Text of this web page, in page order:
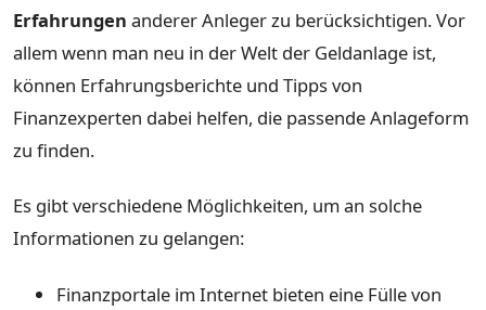
Erfahrungen anderer Anleger zu berücksichtigen. Vor
allem wenn man neu in der Welt der Geldanlage ist,
können Erfahrungsberichte und Tipps von
Finanzexperten dabei helfen, die passende Anlageform
zu finden.
Es gibt verschiedene Möglichkeiten, um an solche
Informationen zu gelangen:
Finanzportale im Internet bieten eine Fülle von